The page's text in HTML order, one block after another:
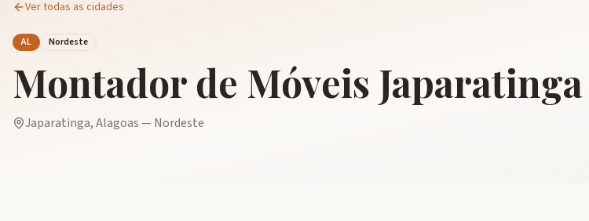
Ver todas as cidades
AL Nordeste
Montador de Móveis Japaratinga
Japaratinga,Alagoas— Nordeste